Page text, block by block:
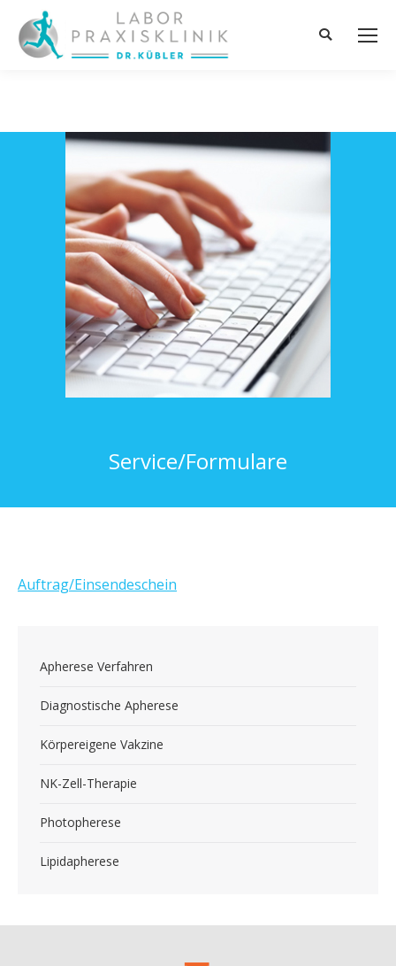
Search:
Service/Formulare
Auftrag/Einsendeschein
Apherese Verfahren
Diagnostische Apherese
Körpereigene Vakzine
NK-Zell-Therapie
Photopherese
Lipidapherese